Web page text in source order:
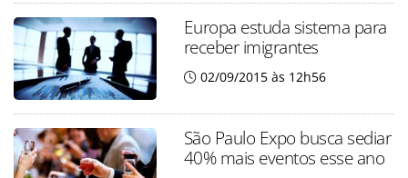
Europa estuda sistema para
receber imigrantes
02/09/2015 às 12h56
São Paulo Expo busca sediar
40% mais eventos esse ano